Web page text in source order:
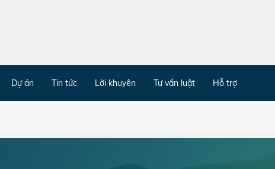
Dự án Tin tức Lời khuyên Tư vấn luật Hỗ trợ